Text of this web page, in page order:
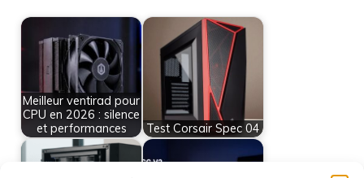
Meilleur ventirad pour
CPU en 2026 : silence
et performances
Test Corsair Spec 04